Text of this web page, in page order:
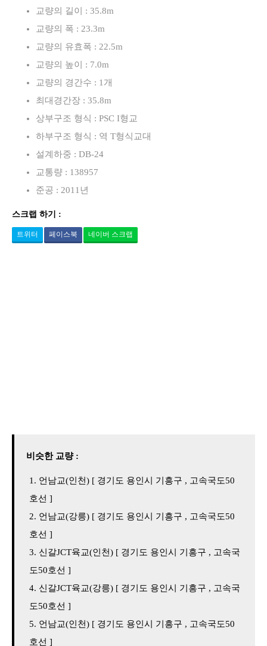
교량의 길이 : 35.8m
교량의 폭 : 23.3m
교량의 유효폭 : 22.5m
교량의 높이 : 7.0m
교량의 경간수 : 1개
최대경간장 : 35.8m
상부구조 형식 : PSC I형교
하부구조 형식 : 역 T형식교대
설계하중 : DB-24
교통량 : 138957
준공 : 2011년
스크랩 하기 :
트위터 페이스북 네이버 스크랩
비슷한 교량 :
언남교(인천) [ 경기도 용인시 기흥구 , 고속국도50
호선 ]
언남교(강릉) [ 경기도 용인시 기흥구 , 고속국도50
호선 ]
신갈JCT육교(인천) [ 경기도 용인시 기흥구 , 고속국
도50호선 ]
신갈JCT육교(강릉) [ 경기도 용인시 기흥구 , 고속국
도50호선 ]
언남교(인천) [ 경기도 용인시 기흥구 , 고속국도50
호선 ]